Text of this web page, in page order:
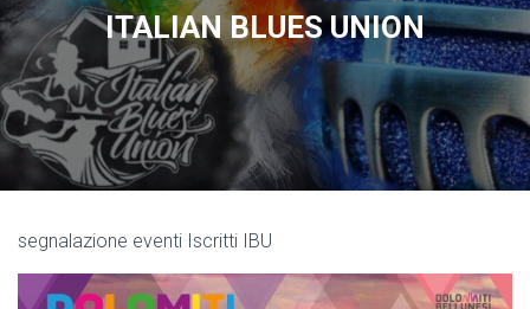
G
A
Z
I
N
E
T
O
E
ITALIAN BLUES UNION
segnalazione eventi Iscritti IBU